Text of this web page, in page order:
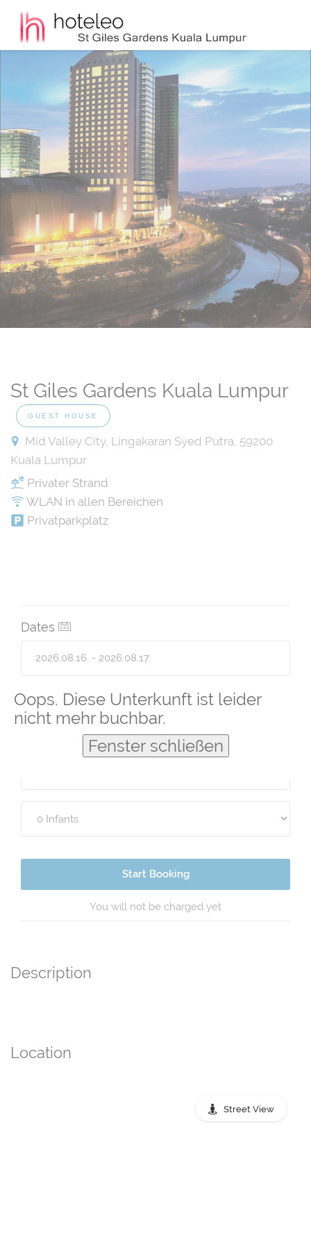
Oops. Diese Unterkunft ist leider
nicht mehr buchbar.
Fenster schließen
St Giles Gardens Kuala Lumpur
GUEST HOUSE
Mid Valley City, Lingakaran Syed Putra, 59200
Kuala Lumpur
Privater Strand
WLAN in allen Bereichen
Privatparkplatz
Dates
Guests
Start Booking
You will not be charged yet
Description
Location
Street View